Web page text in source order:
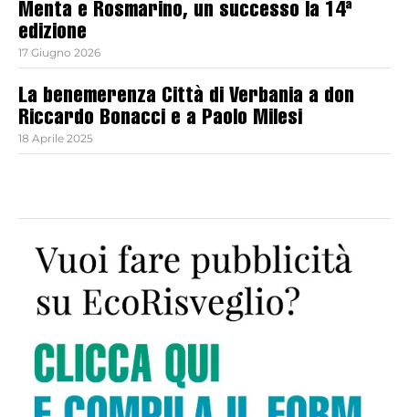
Menta e Rosmarino, un successo la 14ª
edizione
17 Giugno 2026
La benemerenza Città di Verbania a don
Riccardo Bonacci e a Paolo Milesi
18 Aprile 2025